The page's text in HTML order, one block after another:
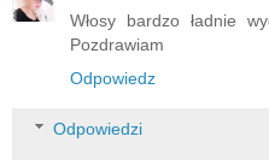
Włosy bardzo ładnie
Pozdrawiam
Odpowiedz
Odpowiedzi